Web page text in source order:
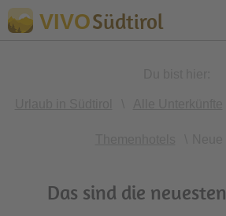
VIVOSüdtirol
Das sind die